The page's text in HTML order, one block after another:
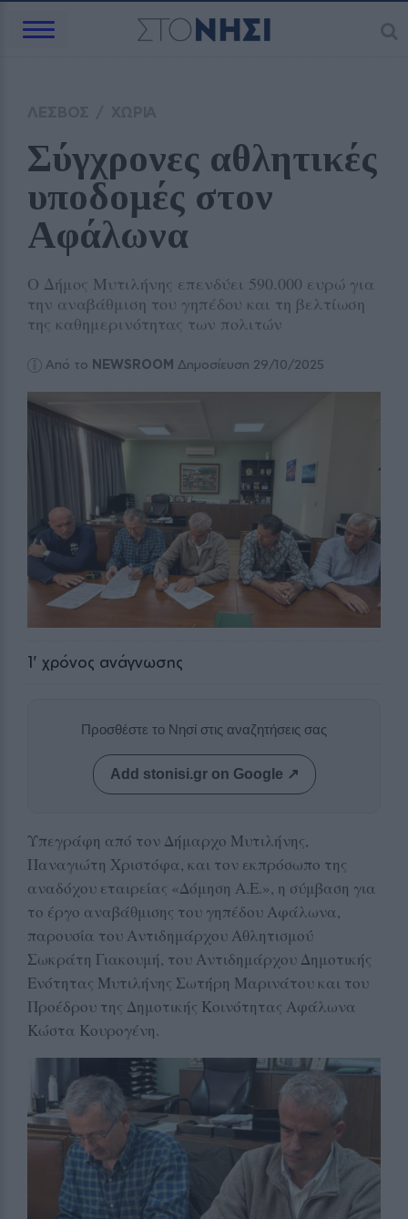
Σύγχρονες αθλητικές
υποδομές στον
Αφάλωνα
Ο Δήμος Μυτιλήνης επενδύει 590.000 ευρώ για
την αναβάθμιση του γηπέδου και τη βελτίωση
της καθημερινότητας των πολιτών
Από το NEWSROOM Δημοσίευση 29/10/2025
1' χρόνος ανάγνωσης
Προσθέστε το Νησί στις αναζητήσεις σας
Add stonisi.gr on Google ↗
Υπεγράφη από τον Δήμαρχο Μυτιλήνης,
Παναγιώτη Χριστόφα, και τον εκπρόσωπο της
αναδόχου εταιρείας «Δόμηση Α.Ε.», η σύμβαση για
το έργο αναβάθμισης του γηπέδου Αφάλωνα,
παρουσία του Αντιδημάρχου Αθλητισμού
Σωκράτη Γιακουμή, του Αντιδημάρχου Δημοτικής
Ενότητας Μυτιλήνης Σωτήρη Μαρινάτου και του
Προέδρου της Δημοτικής Κοινότητας Αφάλωνα
Κώστα Κουρογένη.